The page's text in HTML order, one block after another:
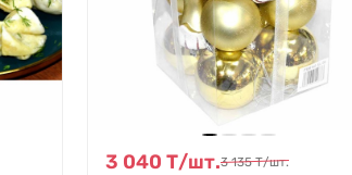
3 040 Т/шт.3 135 Т/шт.